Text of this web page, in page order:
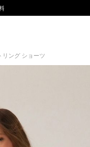
リング ショーツ